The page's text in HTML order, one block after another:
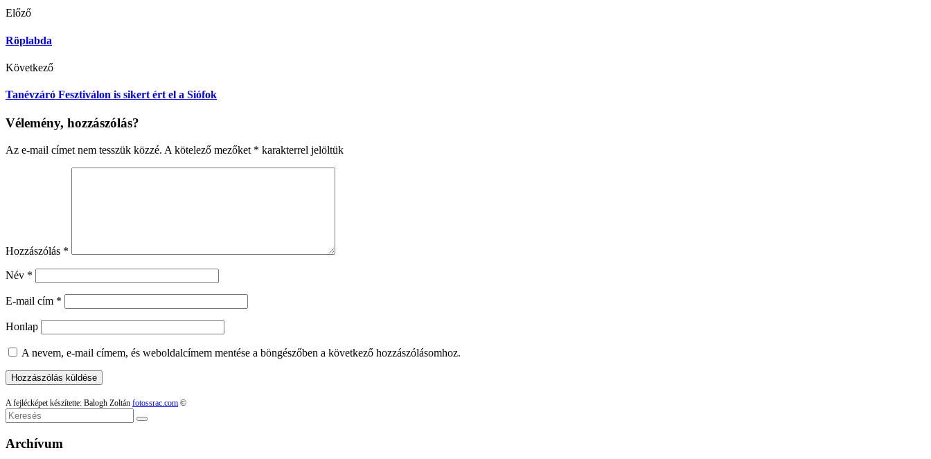
Előző
Röplabda
Következő
Tanévzáró Fesztiválon is sikert ért el a Siófok
Vélemény, hozzászólás?
Az e-mail címet nem tesszük közzé. A kötelező mezőket * karakterrel jelöltük
Hozzászólás *
Név *
E-mail cím *
Honlap
A nevem, e-mail címem, és weboldalcímem mentése a böngészőben a következő hozzászólásomhoz.
A fejlécképet készítette: Balogh Zoltán fotossrac.com ©
Keresés
Archívum